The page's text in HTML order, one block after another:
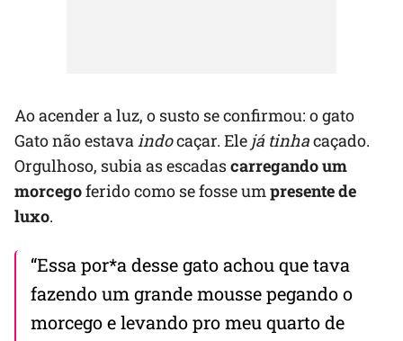
Ao acender a luz, o susto se confirmou: o gato
Gato não estavaindocaçar. Ele já tinhacaçado.
Orgulhoso, subia as escadascarregando um
morcegoferido como se fosse umpresente de
luxo.
“Essa por*a desse gato achou que tava
fazendo um grande mousse pegando o
morcego e levando pro meu quarto de